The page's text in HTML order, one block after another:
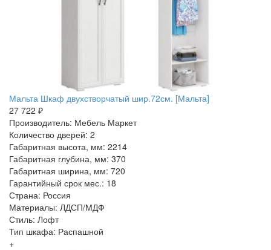
Мальта Шкаф двухстворчатый шир.72см. [Мальта]
27 722 ₽
Производитель: Мебель Маркет
Количество дверей: 2
Габаритная высота, мм: 2214
Габаритная глубина, мм: 370
Габаритная ширина, мм: 720
Гарантийный срок мес.: 18
Страна: Россия
Материалы: ЛДСП/МДФ
Стиль: Лофт
Тип шкафа: Распашной
+